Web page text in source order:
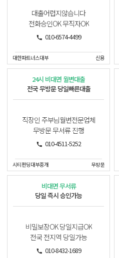
대출어렵지않습니다
전화승인OK 무직자OK
010-6574-4499
대한파트너스대부 신용
24시 비대면 월변대출
전국 무방문 당일빠른대출
직장인 주부님월변전문업체
무방문 무서류 진행
010-4511-5252
시티펀딩대부중개 무방문
비대면 무서류
당일 즉시 승인가능
비밀보장OK 당일지급OK
전국 전지역 당일가능
010-8432-1689